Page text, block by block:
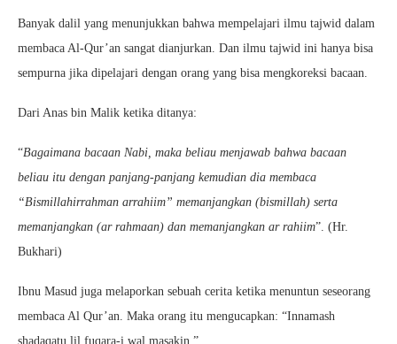
Banyak dalil yang menunjukkan bahwa mempelajari ilmu tajwid dalam
membaca Al-Qur’an sangat dianjurkan. Dan ilmu tajwid ini hanya bisa
sempurna jika dipelajari dengan orang yang bisa mengkoreksi bacaan.
Dari Anas bin Malik ketika ditanya:
“Bagaimana bacaan Nabi, maka beliau menjawab bahwa bacaan
beliau itu dengan panjang-panjang kemudian dia membaca
“Bismillahirrahman arrahiim” memanjangkan (bismillah) serta
memanjangkan (ar rahmaan) dan memanjangkan ar rahiim”. (Hr.
Bukhari)
Ibnu Masud juga melaporkan sebuah cerita ketika menuntun seseorang
membaca Al Qur’an. Maka orang itu mengucapkan: “Innamash
shadaqatu lil fuqara-i wal masakin.”